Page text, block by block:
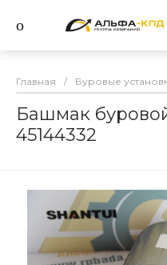
Главная / Буровые
Башмак
45144332